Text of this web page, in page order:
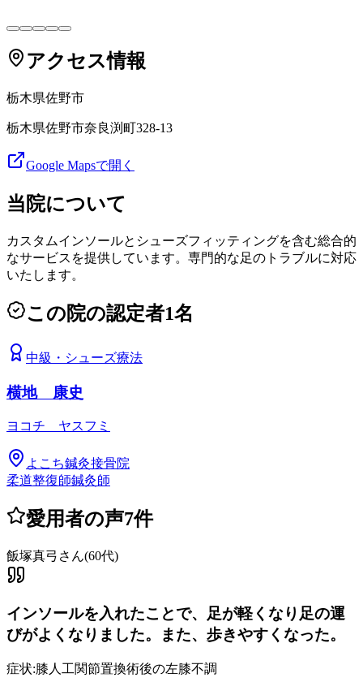
アクセス情報
栃木県佐野市
栃木県佐野市奈良渕町328-13
Google Mapsで開く
当院について
カスタムインソールとシューズフィッティングを含む総合的
なサービスを提供しています。専門的な足のトラブルに対応
いたします。
この院の認定者1名
中級 ・ シューズ療法
横地 康史
ヨコチ ヤスフミ
よこち鍼灸接骨院
柔道整復師鍼灸師
愛用者の声7件
飯塚真弓さん(60代)
インソールを入れたことで、足が軽くなり足の運
びがよくなりました。また、歩きやすくなった。
症状:膝人工関節置換術後の左膝不調